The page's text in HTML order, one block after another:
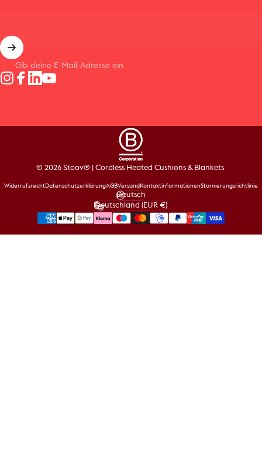
Gib deine E-Mail-Adresse ein
© 2026 Stoov® | Cordless Heated Cushions & Blankets
WiderrufsrechtDatenschutzerklärungAGBVersand KontaktinformationenStornierungsrichtlinie
Sprache
Deutsch
Land/Region
Deutschland (EUR €)